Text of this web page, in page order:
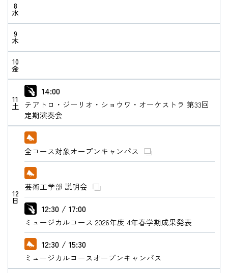
個人情報保護方針
8
水
9
木
10
金
11
土
14:00
テアトロ・ジーリオ・ショウワ・オーケストラ 第33回
定期演奏会
12
日
全コース対象オープンキャンパス
芸術工学部 説明会
12:30 / 17:00
ミュージカルコース 2026年度 4年春学期成果発表
12:30 / 15:30
ミュージカルコースオープンキャンパス